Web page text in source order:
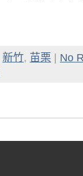
新竹, 苗栗
No